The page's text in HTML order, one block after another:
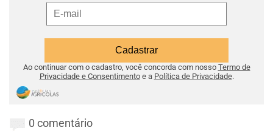
Ao continuar com o cadastro, você concorda com nosso Termo de
Privacidade e Consentimentoe a Política de Privacidade.
0 comentário